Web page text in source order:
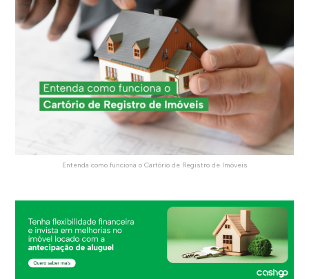
Entenda como funciona o Cartório de Registro de Imóveis